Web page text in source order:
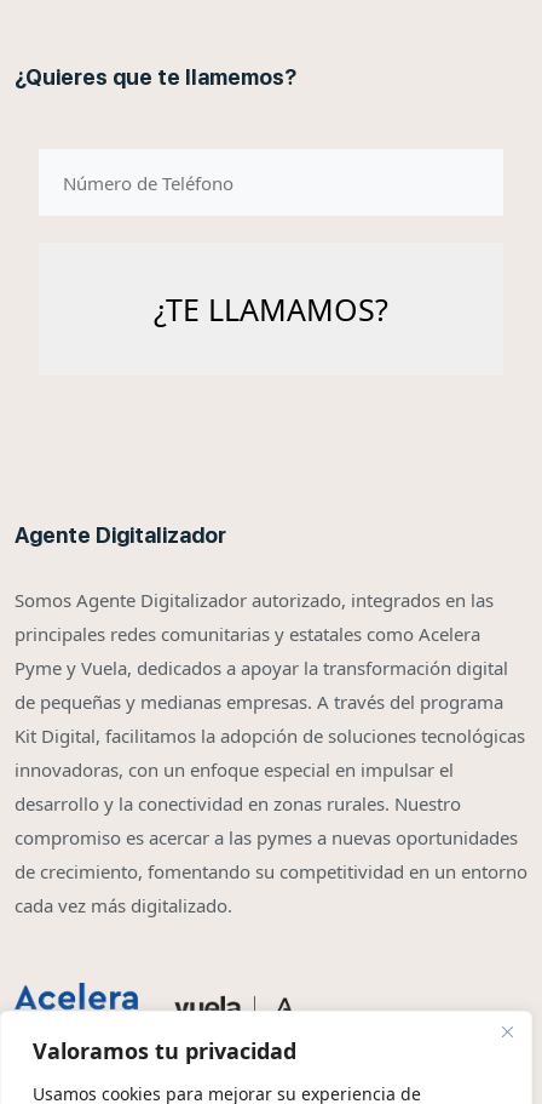
Valoramos tu privacidad
Usamos cookies para mejorar su experiencia de
¿Quieres que te llamemos?
Agente Digitalizador
Somos Agente Digitalizador autorizado, integrados en las
principales redes comunitarias y estatales como Acelera
Pyme y Vuela, dedicados a apoyar la transformación digital
de pequeñas y medianas empresas. A través del programa
Kit Digital, facilitamos la adopción de soluciones tecnológicas
innovadoras, con un enfoque especial en impulsar el
desarrollo y la conectividad en zonas rurales. Nuestro
compromiso es acercar a las pymes a nuevas oportunidades
de crecimiento, fomentando su competitividad en un entorno
cada vez más digitalizado.